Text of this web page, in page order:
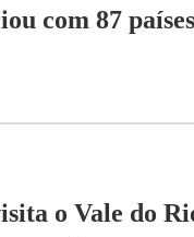
com 87
o Vale do